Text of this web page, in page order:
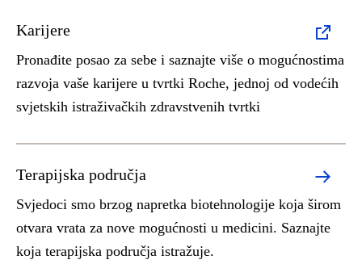
Karijere
Pronađite posao za sebe i saznajte više o mogućnostima
razvoja vaše karijere u tvrtki Roche, jednoj od vodećih
svjetskih istraživačkih zdravstvenih tvrtki
Terapijska područja
Svjedoci smo brzog napretka biotehnologije koja širom
otvara vrata za nove mogućnosti u medicini. Saznajte
koja terapijska područja istražuje.